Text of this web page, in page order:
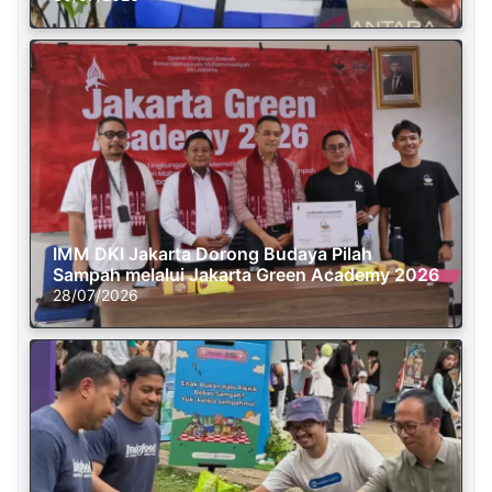
IMM DKI Jakarta Dorong Budaya Pilah
Sampah melalui Jakarta Green Academy 2026
28/07/2026